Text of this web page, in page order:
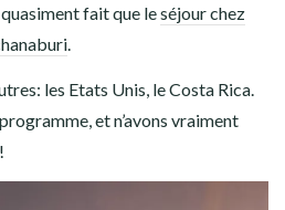
quasiment fait que leséjour chez
les Etats Unis, le Costa Rica.
et n’avons vraiment